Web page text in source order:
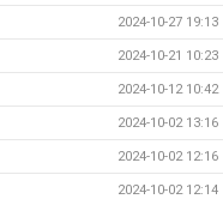
2024-10-27 19:13
2024-10-21 10:23
2024-10-12 10:42
2024-10-02 13:16
2024-10-02 12:16
2024-10-02 12:14